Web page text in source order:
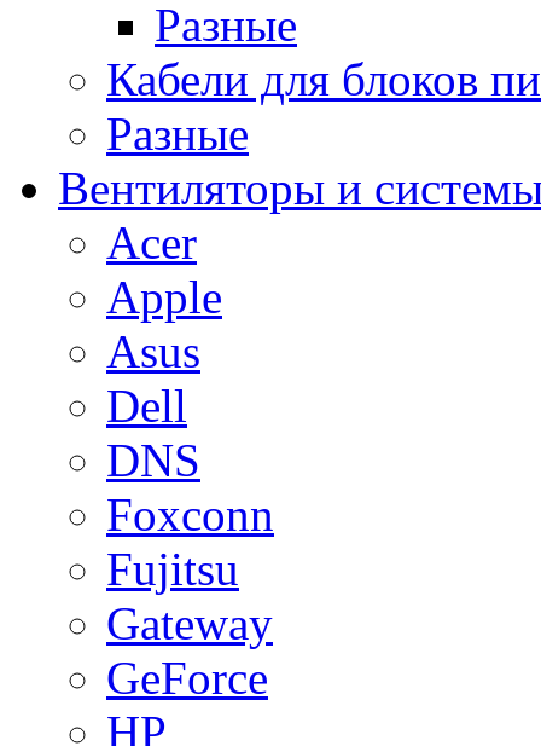
Разные
Кабели для блоков
Разные
Вентиляторы и
Acer
Apple
Asus
Dell
DNS
Foxconn
Fujitsu
Gateway
GeForce
HP